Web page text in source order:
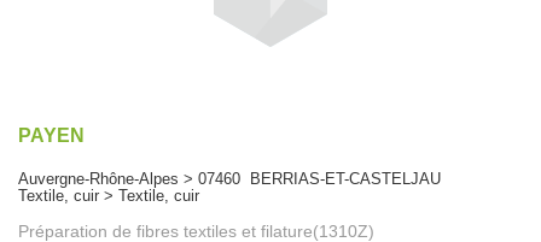
PAYEN
Auvergne-Rhône-Alpes > 07460 BERRIAS-ET-CASTELJAU
Textile, cuir > Textile, cuir
Préparation de fibres textiles et filature(1310Z)